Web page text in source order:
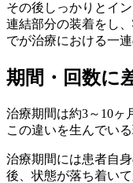
その後しっかりとイ
連結部分の装着をし
でが治療における一連
期間・回数に
治療期間は約3～10ヶ
この違いを生んでい
治療期間には患者自
後、状態が落ち着い